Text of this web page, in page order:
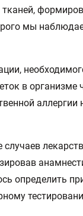
мы
в организме
определить